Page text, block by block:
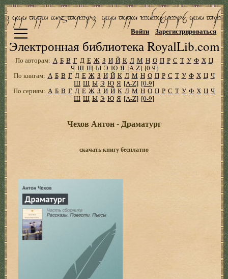
Электронная библиотека RoyalLib.com
Войти Зарегистрироваться
По авторам: А Б В Г Д Е Ж З И Й К Л М Н О П Р С Т У Ф Х Ц
Ч Ш Щ Ы Э Ю Я [A-Z] [0-9]
По книгам: А Б В Г Д Е Ж З И Й К Л М Н О П Р С Т У Ф Х Ц Ч
Ш Щ Ы Э Ю Я [A-Z] [0-9]
По сериям: А Б В Г Д Е Ж З И Й К Л М Н О П Р С Т У Ф Х Ц Ч
Ш Щ Ы Э Ю Я [A-Z] [0-9]
Чехов Антон - Драматург
скачать книгу бесплатно